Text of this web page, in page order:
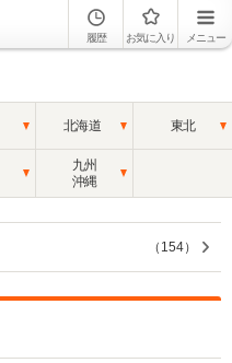
履歴 お気に入り メニュー
北海道 東北
九州
沖縄
（ 154）